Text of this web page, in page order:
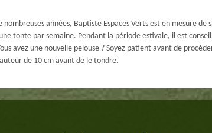
années, Baptiste Espaces Verts est en mesure de
tonte par semaine. Pendant la période estivale, il est
avez une nouvelle pelouse ? Soyez patient avant de
de 10 cm avant de le tondre.